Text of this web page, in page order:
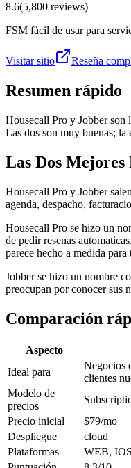
8.6(5,800 reviews)
FSM fácil de usar para
Visitar sitio Reseña
Resumen rápido
Housecall Pro y Jobber son
Las dos son muy buenas; la
Las Dos Mejores
Housecall Pro y Jobber
agenda, despacho,
Housecall Pro se hizo un
de pedir resenas
parece hecho a medida para
Jobber se hizo un nombre
preocupan por conocer sus
Comparación
Aspecto
Ideal para
Negocios
clientes
Modelo de
precios
Precio inicial
$79/mo
Despliegue
cloud
Plataformas
WEB,